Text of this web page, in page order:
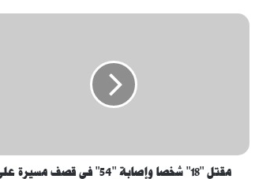
مقتل "18" شخصا وإصابة "54" في قصف مسيرة